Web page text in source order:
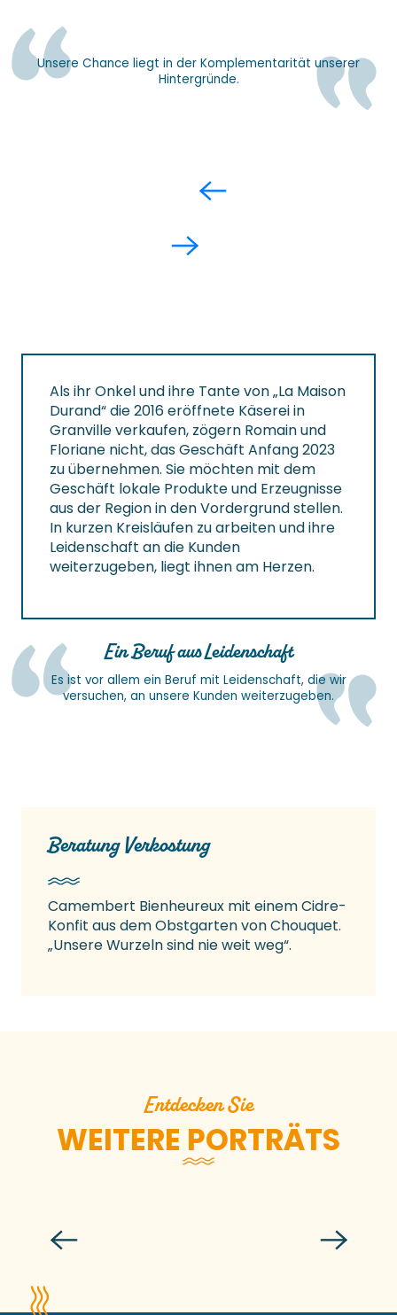
Unsere Chance liegt in der Komplementarität unserer
Hintergründe.
Als ihr Onkel und ihre Tante von „La Maison
Durand“ die 2016 eröffnete Käserei in
Granville verkaufen, zögern Romain und
Floriane nicht, das Geschäft Anfang 2023
zu übernehmen. Sie möchten mit dem
Geschäft lokale Produkte und Erzeugnisse
aus der Region in den Vordergrund stellen.
In kurzen Kreisläufen zu arbeiten und ihre
Leidenschaft an die Kunden
weiterzugeben, liegt ihnen am Herzen.
Ein Beruf aus Leidenschaft
Es ist vor allem ein Beruf mit Leidenschaft, die wir
versuchen, an unsere Kunden weiterzugeben.
Beratung Verkostung
Camembert Bienheureux mit einem Cidre-
Konfit aus dem Obstgarten von Chouquet.
„Unsere Wurzeln sind nie weit weg“.
Entdecken Sie
WEITERE PORTRÄTS
Cyril Guillaumin & Ludivine Delahaye